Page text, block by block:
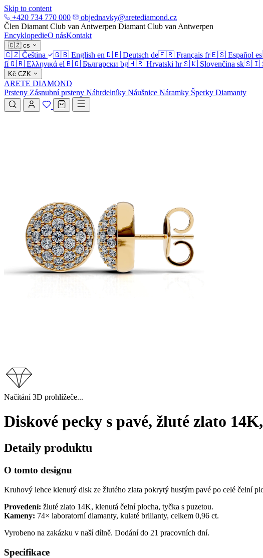
Skip to content
+420 734 770 000
objednavky@aretediamond.cz
Člen Diamant Club van Antwerpen Diamant Club van Antwerpen
EncyklopedieO násKontakt
🇨🇿 cs
🇨🇿 Čeština 🇬🇧 English en🇩🇪 Deutsch de🇫🇷 Français fr🇪🇸 Español es
fi🇬🇷 Ελληνικά el🇧🇬 Български bg🇭🇷 Hrvatski hr🇸🇰 Slovenčina sk🇸🇮
Kč CZK
ARETE DIAMOND
Prsteny Zásnubní prsteny Náhrdelníky Náušnice Náramky Šperky Diamanty
Načítání 3D prohlížeče...
Diskové pecky s pavé, žluté zlato
Detaily produktu
O tomto designu
Kruhový lehce klenutý disk ze žlutého zlata pokrytý hustým pavé po celé čelní
Provedení: žluté zlato 14K, klenutá čelní plocha, tyčka s puzetou.
Kameny: 74× laboratorní diamanty, kulaté brilianty, celkem 0,96 ct.
Vyrobeno na zakázku v naší dílně. Dodání do 21 pracovních dní.
Specifikace